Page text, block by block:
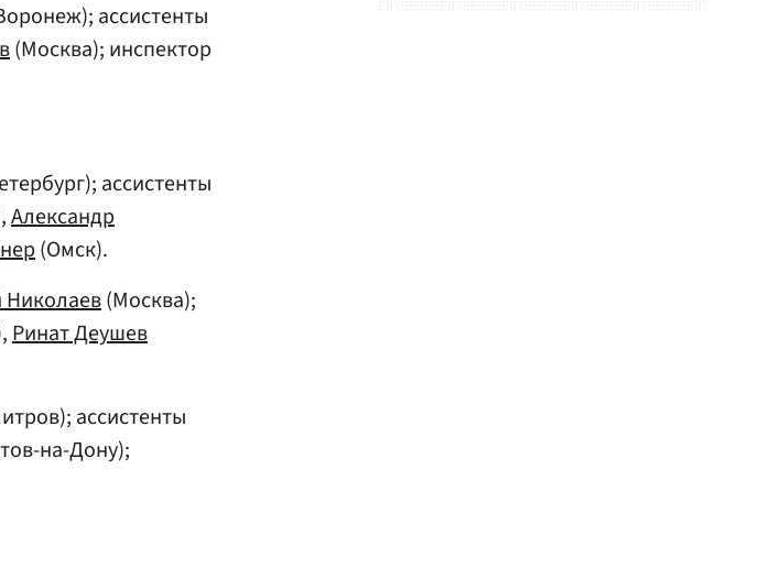
ассистенты
(Москва); инспектор
ассистенты
Александр
(Омск).
Николаев(Москва);
Ринат Деушев
ассистенты
на-Дону);